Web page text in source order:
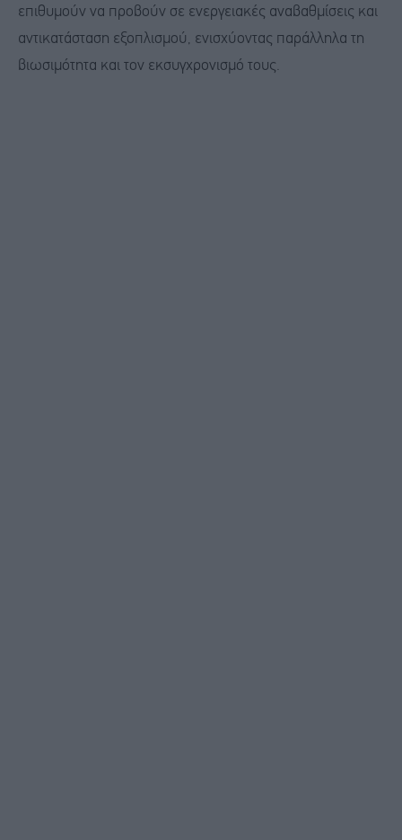
επιθυμούν να προβούν σε ενεργειακές αναβαθμίσεις και
αντικατάσταση εξοπλισμού, ενισχύοντας παράλληλα τη
βιωσιμότητα και τον εκσυγχρονισμό τους.